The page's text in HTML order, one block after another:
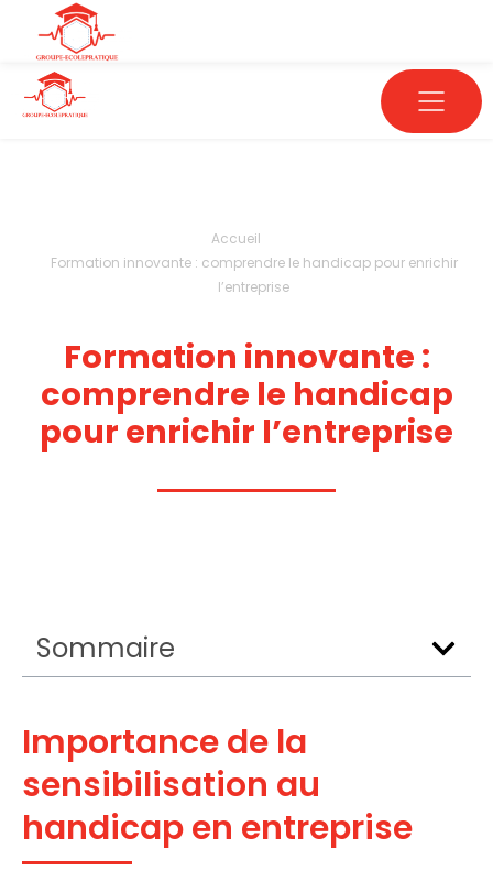
Accueil
Formation innovante : comprendre le handicap pour enrichir
l’entreprise
Formation innovante :
comprendre le handicap
pour enrichir l’entreprise
Sommaire
Importance de la
sensibilisation au
handicap en entreprise